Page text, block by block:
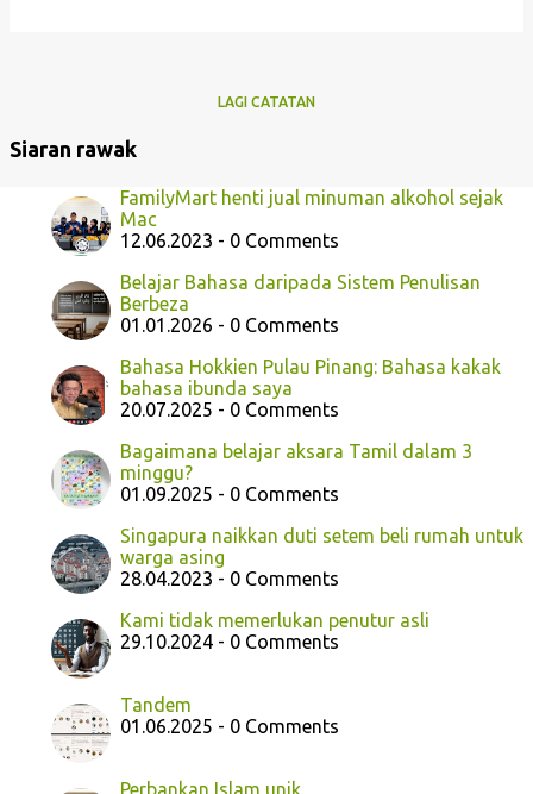
LAGI CATATAN
Siaran rawak
FamilyMart henti jual minuman alkohol sejak
Mac
12.06.2023 - 0 Comments
Belajar Bahasa daripada Sistem Penulisan
Berbeza
01.01.2026 - 0 Comments
Bahasa Hokkien Pulau Pinang: Bahasa kakak
bahasa ibunda saya
20.07.2025 - 0 Comments
Bagaimana belajar aksara Tamil dalam 3
minggu?
01.09.2025 - 0 Comments
Singapura naikkan duti setem beli rumah untuk
warga asing
28.04.2023 - 0 Comments
Kami tidak memerlukan penutur asli
29.10.2024 - 0 Comments
Tandem
01.06.2025 - 0 Comments
Perbankan Islam unik